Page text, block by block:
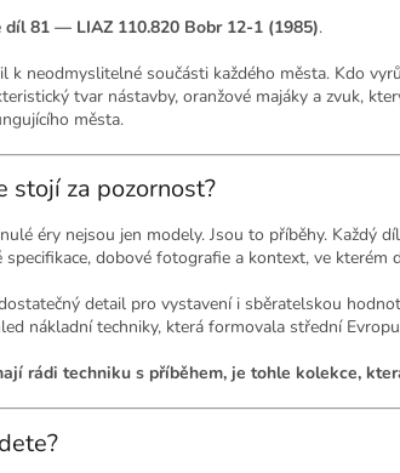
díl 81 — LIAZ 110.820 Bobr 12-1 (1985).
k neodmyslitelné součásti každého města. Kdo
tvar nástavby, oranžové majáky a zvuk,
města.
stojí za pozornost?
éry nejsou jen modely. Jsou to příběhy. Každý
specifikace, dobové fotografie a kontext, ve kterém
detail pro vystavení i sběratelskou
nákladní techniky, která formovala střední
rádi techniku s příběhem, je tohle kolekce,